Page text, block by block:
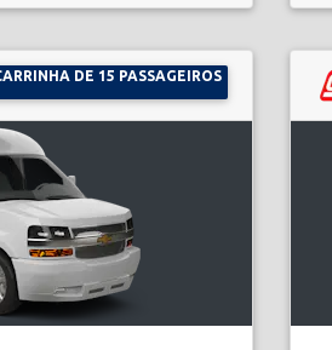
DE 15 PASSAGEIROS